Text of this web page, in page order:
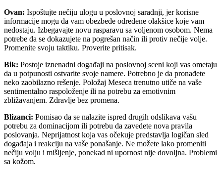
Ovan: Ispoštujte nečiju ulogu u poslovnoj saradnji, jer korisne
informacije mogu da vam obezbede određene olakšice koje vam
nedostaju. Izbegavajte novu rasparavu sa voljenom osobom. Nema
potrebe da se dokazujete na pogrešan način ili protiv nečije volje.
Promenite svoju taktiku. Proverite pritisak.
Bik: Postoje iznenadni događaji na poslovnoj sceni koji vas ometaju
da u potpunosti ostvarite svoje namere. Potrebno je da pronađete
neko zaobilazno rešenje. Položaj Meseca trenutno utiče na vaše
sentimentalno raspoloženje ili na potrebu za emotivnim
zbližavanjem. Zdravlje bez promena.
Blizanci: Pomisao da se nalazite ispred drugih odslikava vašu
potrebu za dominacijom ili potrebu da zavedete nova pravila
poslovanja. Neprijatnost koja vas očekuje predstavlja logičan sled
događaja i reakciju na vaše ponašanje. Ne možete lako promeniti
nečiju volju i mišljenje, ponekad ni upornost nije dovoljna. Problemi
sa kožom.